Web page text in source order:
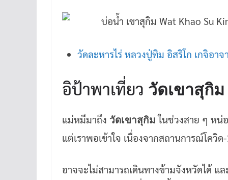
วัดละหารไร่ หลวงปู่ทิม อิสริโก เกจิอา
อิป้าพาเที่ยว วัดเขาสุกิม
แม่หมีมาถึง วัดเขาสุกิมในช่วงสาย ๆ หน่
แต่เราพอเข้าใจ เนื่องจากสถานการณ์โควิด
อาจจะไม่สามารถเดินทางข้ามจังหวัดได้